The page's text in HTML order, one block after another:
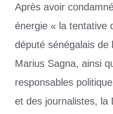
Après avoir
énergie « la tentative
député sénégalais de
Marius Sagna, ainsi
responsables
et des journalistes, la